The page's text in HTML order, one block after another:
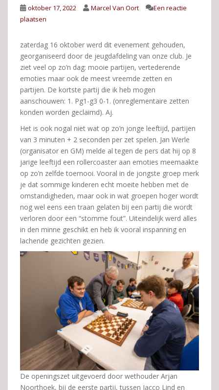
oktober 17, 2022 Marcel Van Oort
Een reactie
plaatsen
zaterdag 16 oktober werd dit evenement gehouden,
georganiseerd door de jeugdafdeling van onze club. Je
ziet veel op zo’n dag: mooie partijen, vertederende
emoties maar ook de meest vreemde zetten en
partijen. De kortste partij die ik heb mogen
aanschouwen: 1. Pg1-g3 0-1. (onreglementaire zetten
konden worden geclaimd). Aj.
Het is ook nogal niet wat op zo’n jonge leeftijd, partijen
van 3 minuten + 2 seconden per zet spelen. Jan Werle
(organisator en GM) melde al tegen de pers dat hij op 8
jarige leeftijd een rollercoaster aan emoties meemaakte
op zo’n zelfde toernooi. Vooral in de jongste groep merk
je dat sommige kinderen echt moeite hebben met de
omstandigheden, maar ook in wat groepen hoger wordt
nog wel eens een traan gelaten bij een partij die wordt
verloren door een “stomme fout”. Uiteindelijk werd alles
in den minne geschikt en heb ik vooral inspanning en
lachende gezichten gezien.
De openingszet uitgevoerd door wethouder Arjan
Noorthoek, bij de eerste partij, tussen Jacco Lind en